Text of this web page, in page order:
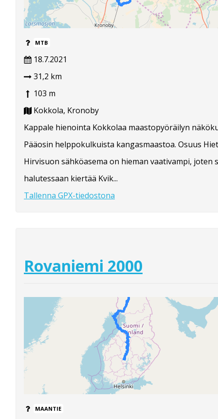
MTB
18.7.2021
31,2 km
103 m
Kokkola, Kronoby
Kappale hienointa Kokkolaa maastopyöräilyn
Pääosin helppokulkuista kangasmaastoa. Osuus
Hirvisuon sähköasema on hieman vaativampi, joten
halutessaan kiertää Kvik...
Tallenna GPX-tiedostona
Rovaniemi 2000
MAANTIE